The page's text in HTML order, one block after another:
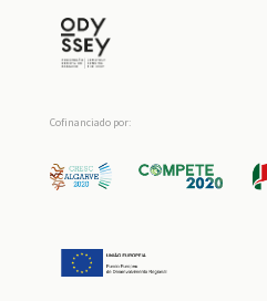
Cofinanciado por: